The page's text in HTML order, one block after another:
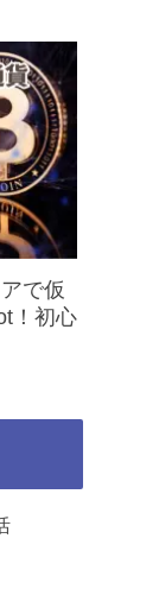
で仮
！初心